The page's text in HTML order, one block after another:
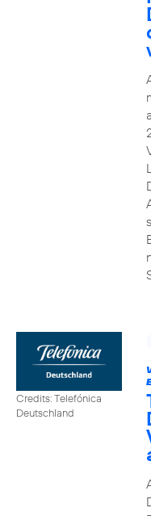
Credits: Telefónica
Deutschland